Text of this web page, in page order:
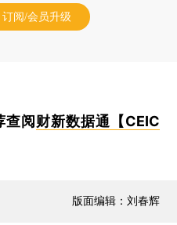
订阅/会员升级
查阅财新数据通【CEIC
版面编辑：刘春辉